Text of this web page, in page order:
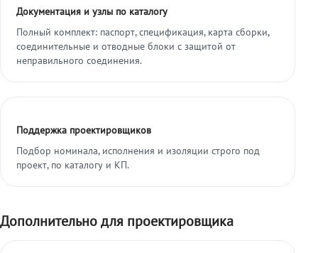
Документация и узлы по каталогу
Полный комплект: паспорт, спецификация, карта сборки,
соединительные и отводные блоки с защитой от
неправильного соединения.
Поддержка проектировщиков
Подбор номинала, исполнения и изоляции строго под
проект, по каталогу и КП.
Дополнительно для проектировщика